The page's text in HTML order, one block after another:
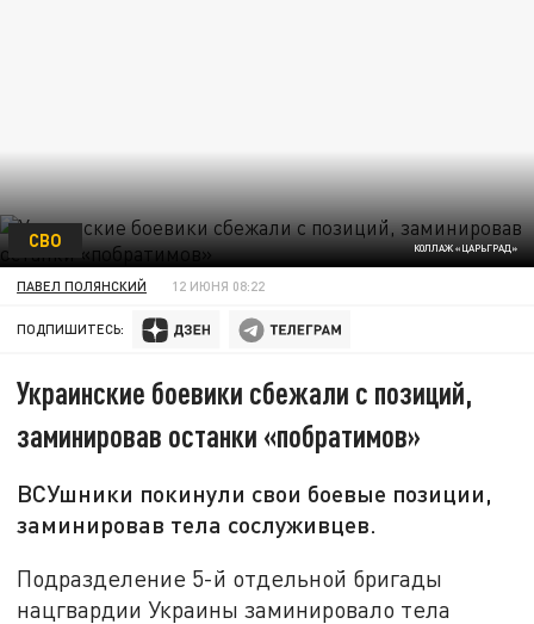
КОЛЛАЖ «ЦАРЬГРАД»
СВО
ПАВЕЛ ПОЛЯНСКИЙ 12 ИЮНЯ 08:22
ПОДПИШИТЕСЬ:
Украинские боевики сбежали с позиций,
заминировав останки «побратимов»
ВСУшники покинули свои боевые позиции,
заминировав тела сослуживцев.
Подразделение 5-й отдельной бригады
нацгвардии Украины заминировало тела